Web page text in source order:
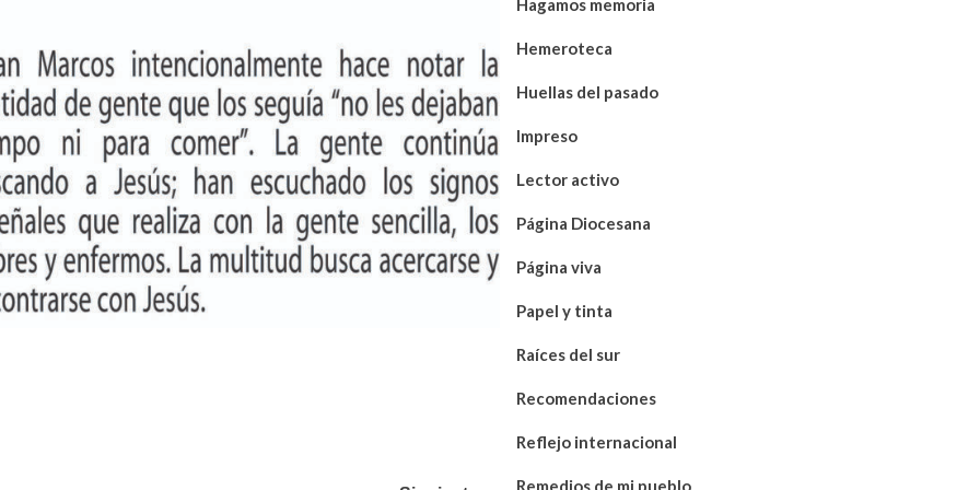
Hagamos memoria
Hemeroteca
Huellas del pasado
Impreso
Lector activo
Página Diocesana
Página viva
Papel y tinta
Raíces del sur
Recomendaciones
Reflejo internacional
Remedios de mi pueblo